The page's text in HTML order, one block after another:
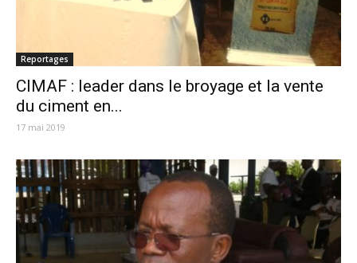
Reportages
CIMAF : leader dans le broyage et la vente
du ciment en...
17 mai 2019